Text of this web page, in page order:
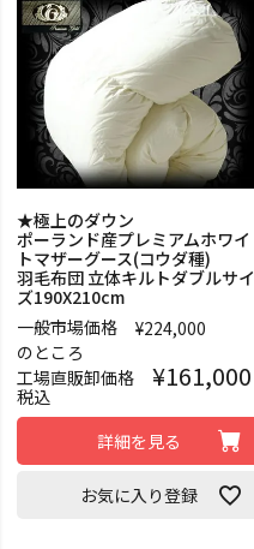
★極上のダウン
ポーランド産プレミアムホワイ
トマザーグース(コウダ種)
羽毛布団 立体キルトダブルサイ
ズ190X210cm
一般市場価格
¥224,000
のところ
工場直販卸価格
¥161,000
税込
詳細を見る
お気に入り登録